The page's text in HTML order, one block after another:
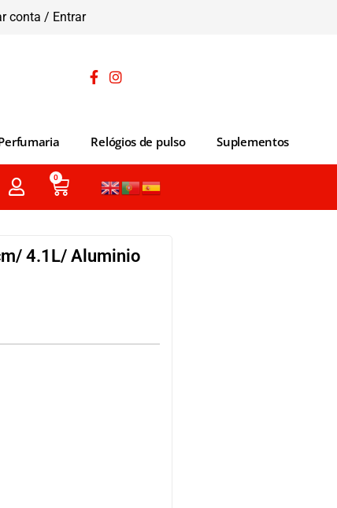
conta / Entrar
Relógios de pulso Suplementos
0
4.1L/ Aluminio